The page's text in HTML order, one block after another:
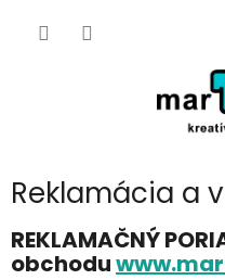
Reklamácia a
REKLAMAČNÝ
obchodu